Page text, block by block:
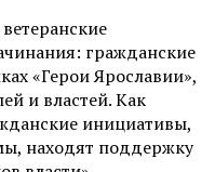
гражданские
«Герои Ярославии»,
и властей. Как
инициативы,
находят поддержку